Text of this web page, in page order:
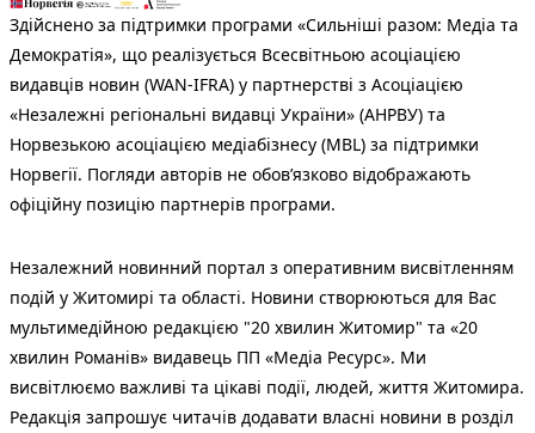
Здійснено за підтримки програми «Сильніші разом: Медіа та
Демократія», що реалізується Всесвітньою асоціацією
видавців новин (WAN-IFRA) у партнерстві з Асоціацією
«Незалежні регіональні видавці України» (АНРВУ) та
Норвезькою асоціацією медіабізнесу (MBL) за підтримки
Норвегії. Погляди авторів не обов’язково відображають
офіційну позицію партнерів програми.
Незалежний новинний портал з оперативним висвітленням
подій у Житомирі та області. Новини створюються для Вас
мультимедійною редакцією "20 хвилин Житомир" та «20
хвилин Романів» видавець ПП «Медіа Ресурс». Ми
висвітлюємо важливі та цікаві події, людей, життя Житомира.
Редакція запрошує читачів додавати власні новини в розділ